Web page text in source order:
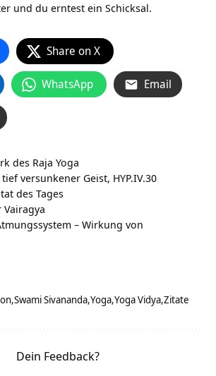
und du erntest ein Schicksal.
Share on X
WhatsApp Email
des Raja Yoga
versunkener Geist, HYP.IV.30
des Tages
Vairagya
– Wirkung von
Swami Sivananda Yoga Yoga Vidya Zitate
Dein Feedback?